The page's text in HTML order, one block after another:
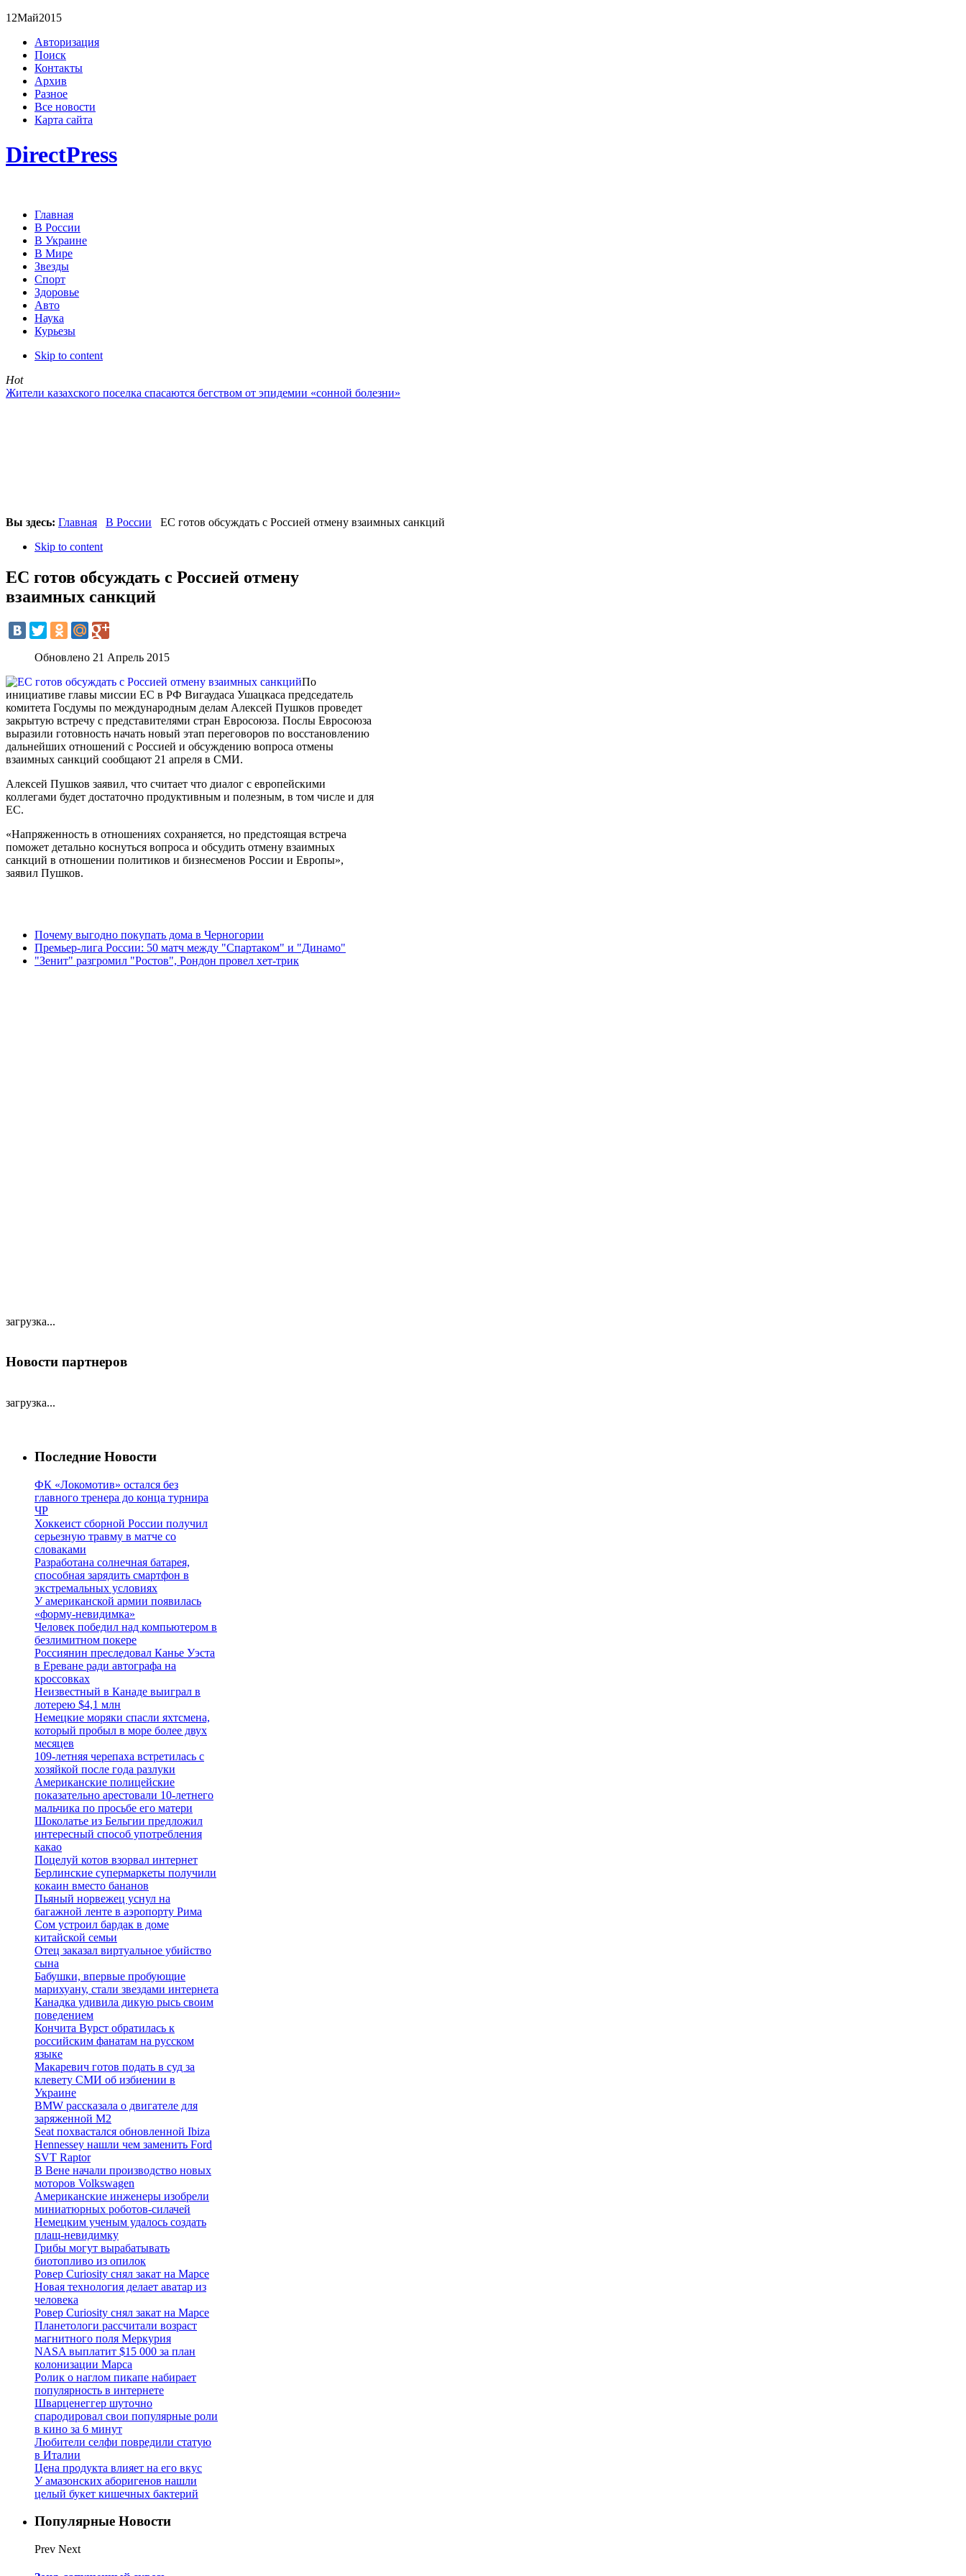
12Май2015
Авторизация
Поиск
Контакты
Архив
Разное
Все новости
Карта сайта
DirectPress
Главная
В России
В Украине
В Мире
Звезды
Спорт
Здоровье
Авто
Наука
Курьезы
Skip to content
Hot
Жители казахского поселка спасаются бегством от эпидемии «сонной болезни»
Вы здесь: Главная В России
ЕС готов обсуждать с Россией отмену взаимных санкций
Skip to content
ЕС готов обсуждать с Россией отмену
взаимных санкций
Обновлено 21 Апрель 2015
По
инициативе главы миссии ЕС в РФ Вигаудаса Ушацкаса председатель
комитета Госдумы по международным делам Алексей Пушков проведет
закрытую встречу с представителями стран Евросоюза. Послы Евросоюза
выразили готовность начать новый этап переговоров по восстановлению
дальнейших отношений с Россией и обсуждению вопроса отмены
взаимных санкций сообщают 21 апреля в СМИ.
Алексей Пушков заявил, что считает что диалог с европейскими
коллегами будет достаточно продуктивным и полезным, в том числе и для
ЕС.
«Напряженность в отношениях сохраняется, но предстоящая встреча
поможет детально коснуться вопроса и обсудить отмену взаимных
санкций в отношении политиков и бизнесменов России и Европы»,
заявил Пушков.
Почему выгодно покупать дома в Черногории
Премьер-лига России: 50 матч между "Спартаком" и "Динамо"
"Зенит" разгромил "Ростов", Рондон провел хет-трик
загрузка...
Новости партнеров
загрузка...
Последние Новости
ФК «Локомотив» остался без
главного тренера до конца турнира
ЧР
Хоккеист сборной России получил
серьезную травму в матче со
словаками
Разработана солнечная батарея,
способная зарядить смартфон в
экстремальных условиях
У американской армии появилась
«форму-невидимка»
Человек победил над компьютером в
безлимитном покере
Россиянин преследовал Канье Уэста
в Ереване ради автографа на
кроссовках
Неизвестный в Канаде выиграл в
лотерею $4,1 млн
Немецкие моряки спасли яхтсмена,
который пробыл в море более двух
месяцев
109-летняя черепаха встретилась с
хозяйкой после года разлуки
Американские полицейские
показательно арестовали 10-летнего
мальчика по просьбе его матери
Шоколатье из Бельгии предложил
интересный способ употребления
какао
Поцелуй котов взорвал интернет
Берлинские супермаркеты получили
кокаин вместо бананов
Пьяный норвежец уснул на
багажной ленте в аэропорту Рима
Сом устроил бардак в доме
китайской семьи
Отец заказал виртуальное убийство
сына
Бабушки, впервые пробующие
марихуану, стали звездами интернета
Канадка удивила дикую рысь своим
поведением
Кончита Вурст обратилась к
российским фанатам на русском
языке
Макаревич готов подать в суд за
клевету СМИ об избиении в
Украине
BMW рассказала о двигателе для
заряженной M2
Seat похвастался обновленной Ibiza
Hennessey нашли чем заменить Ford
SVT Raptor
В Вене начали производство новых
моторов Volkswagen
Американские инженеры изобрели
миниатюрных роботов-силачей
Немецким ученым удалось создать
плащ-невидимку
Грибы могут вырабатывать
биотопливо из опилок
Ровер Curiosity снял закат на Марсе
Новая технология делает аватар из
человека
Ровер Curiosity снял закат на Марсе
Планетологи рассчитали возраст
магнитного поля Меркурия
NASA выплатит $15 000 за план
колонизации Марса
Ролик о наглом пикапе набирает
популярность в интернете
Шварценеггер шуточно
спародировал свои популярные роли
в кино за 6 минут
Любители селфи повредили статую
в Италии
Цена продукта влияет на его вкус
У амазонских аборигенов нашли
целый букет кишечных бактерий
Популярные Новости
Prev Next